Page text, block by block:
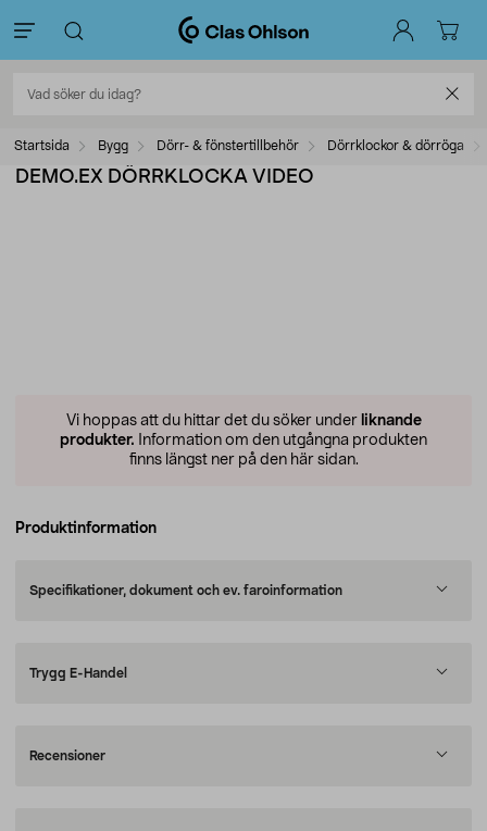
Startsida Bygg Dörr- & fönstertillbehör Dörrklockor & dörröga
DEMO.EX DÖRRKLOCKA VIDEO
Vi hoppas att du hittar det du söker under liknande
produkter. Information om den utgångna produkten
finns längst ner på den här sidan.
Produktinformation
Specifikationer, dokument och ev. faroinformation
Trygg E-Handel
Recensioner